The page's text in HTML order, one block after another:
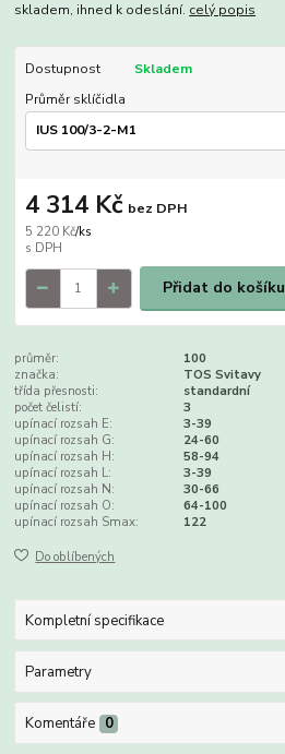
skladem, ihned k odeslání. celý popis
Dostupnost
Skladem
Průměr sklíčidla
5 220 Kč/ks
4 314 Kč bez DPH
Přidat do košíku
průměr:
100
značka:
TOS Svitavy
třída přesnosti:
standardní
počet čelistí:
3
upínací rozsah E:
3-39
upínací rozsah G:
24-60
upínací rozsah H:
58-94
upínací rozsah L:
3-39
upínací rozsah N:
30-66
upínací rozsah O:
64-100
upínací rozsah Smax:
122
Do oblíbených
Kompletní specifikace
Parametry
Komentáře 0